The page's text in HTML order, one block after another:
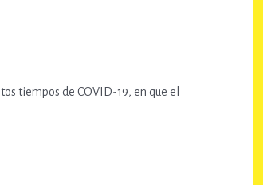
tiempos de COVID-19, en que el